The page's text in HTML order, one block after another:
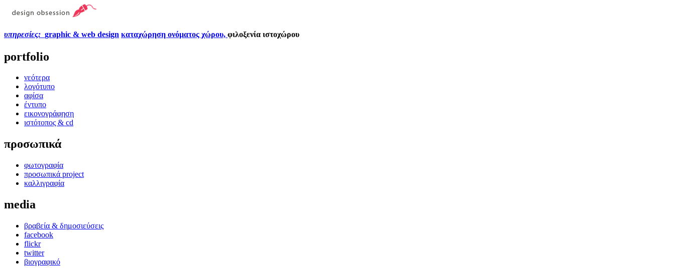
υπηρεσίες: graphic & web design καταχώρηση ονόματος χώρου, φιλοξενία ιστοχώρου
portfolio
νεότερα
λογότυπο
αφίσα
έντυπο
εικονογράφηση
ιστότοπος & cd
προσωπικά
φωτογραφία
προσωπικά project
καλλιγραφία
media
βραβεία & δημοσιεύσεις
facebook
flickr
twitter
βιογραφικό